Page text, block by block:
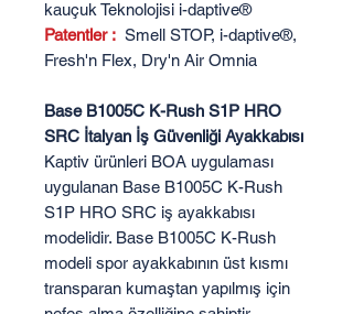
kauçuk Teknolojisi i-daptive®
Patentler : Smell STOP, i-daptive®,
Fresh'n Flex, Dry'n Air Omnia
Base B1005C K-Rush S1P HRO
SRC İtalyan İş Güvenliği Ayakkabısı
Kaptiv ürünleri BOA uygulaması
uygulanan Base B1005C K-Rush
S1P HRO SRC iş ayakkabısı
modelidir. Base B1005C K-Rush
modeli spor ayakkabının üst kısmı
transparan kumaştan yapılmış için